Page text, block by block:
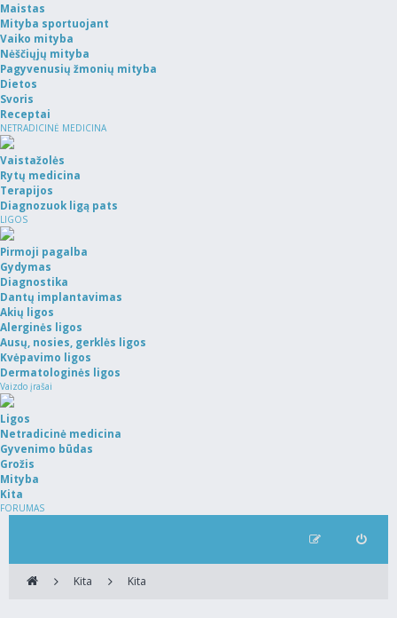
Maistas
Mityba sportuojant
Vaiko mityba
Nėščiųjų mityba
Pagyvenusių žmonių mityba
Dietos
Svoris
Receptai
NETRADICINĖ MEDICINA
Vaistažolės
Rytų medicina
Terapijos
Diagnozuok ligą pats
LIGOS
Pirmoji pagalba
Gydymas
Diagnostika
Dantų implantavimas
Akių ligos
Alerginės ligos
Ausų, nosies, gerklės ligos
Kvėpavimo ligos
Dermatologinės ligos
Vaizdo įrašai
Ligos
Netradicinė medicina
Gyvenimo būdas
Grožis
Mityba
Kita
FORUMAS
Kita Kita